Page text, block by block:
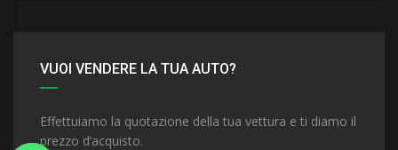
VUOI VENDERE LA TUA AUTO?
Effettuiamo la quotazione della tua vettura e ti diamo il
prezzo d’acquisto.